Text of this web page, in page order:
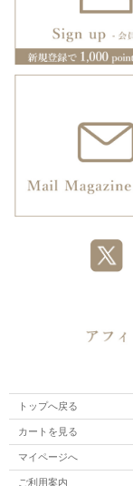
トップへ戻る
カートを見る
マイページへ
ご利用案内